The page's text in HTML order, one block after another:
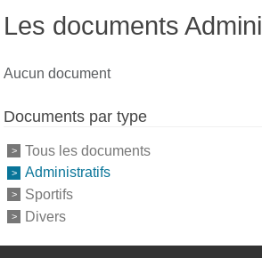
Les documents
Aucun document
Documents par type
Tous les documents
Administratifs
Sportifs
Divers